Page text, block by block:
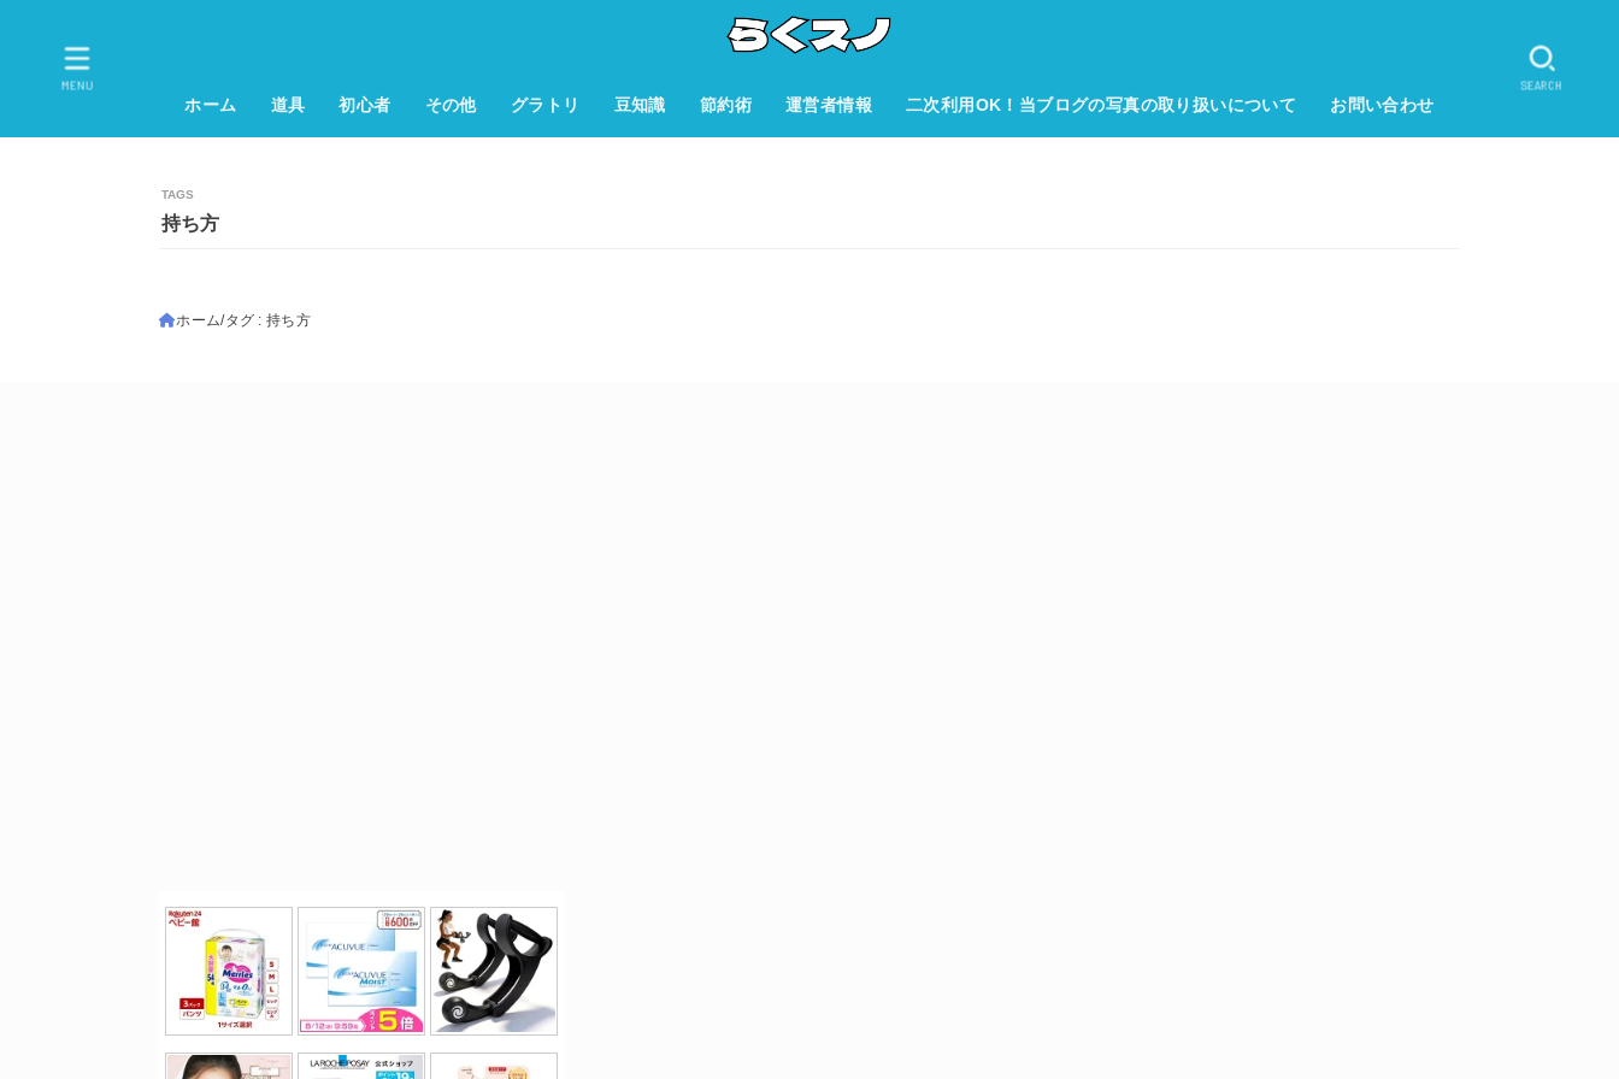
ホーム 道具 初心者 その他 グラトリ 豆知識 節約術 運営者情報 二次利用OK！当ブログの写真の取り扱いについて お問い合わせ
SEARCH
MENU
持ち方
ホーム タグ : 持ち方